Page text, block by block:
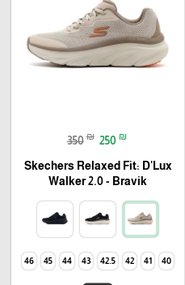
350 ₪ 250 ₪
Skechers Relaxed Fit: D'Lux
Walker 2.0 - Bravik
40
41
42
42.5
43
44
45
46